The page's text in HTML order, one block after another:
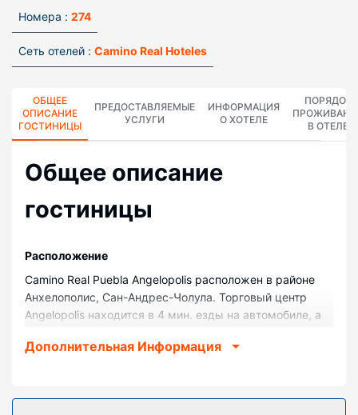
Номера : 274
Сеть отелей : Camino Real Hoteles
ОБЩЕЕ
ОПИСАНИЕ
ГОСТИНИЦЫ
ПРЕДОСТАВЛЯЕМЫЕ
УСЛУГИ
ИНФОРМАЦИЯ
О ХОТЕЛЕ
ПОРЯДОК
В ОТЕЛЕ
Общее описание
гостиницы
Pасположение
Camino Real Puebla Angelopolis расположен в районе
Анхелополис, Сан-Андрес-Чолула. Торговый центр
Angelopolis находится в 4 мин. езды на автомобиле, а
— вариант с прекрасным расположением: Africam
Дополнительная Информация